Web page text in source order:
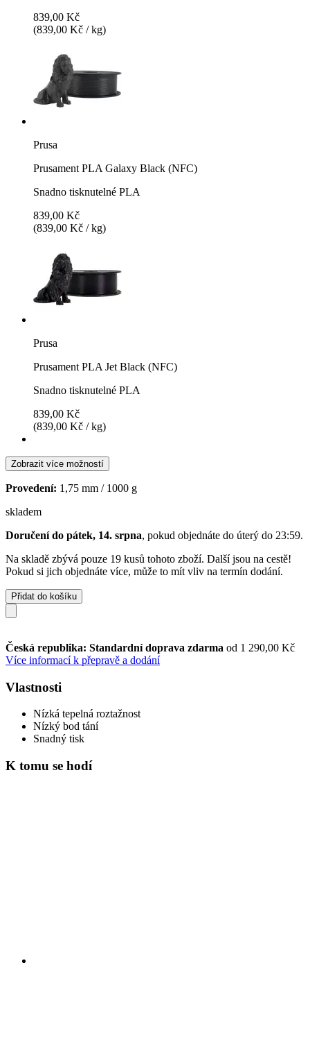
839,00 Kč
(839,00 Kč / kg)
Prusa
Prusament PLA Galaxy Black (NFC)
Snadno tisknutelné PLA
839,00 Kč
(839,00 Kč / kg)
Prusa
Prusament PLA Jet Black (NFC)
Snadno tisknutelné PLA
839,00 Kč
(839,00 Kč / kg)
Zobrazit více možností
Provedení: 1,75 mm / 1000 g
skladem
Doručení do pátek, 14. srpna, pokud objednáte do úterý do 23:59.
Na skladě zbývá pouze 19 kusů tohoto zboží. Další jsou na cestě!
Pokud si jich objednáte více, může to mít vliv na termín dodání.
Přidat do košíku
Česká republika: Standardní doprava zdarma od 1 290,00 Kč
Více informací k přepravě a dodání
Vlastnosti
Nízká tepelná roztažnost
Nízký bod tání
Snadný tisk
K tomu se hodí